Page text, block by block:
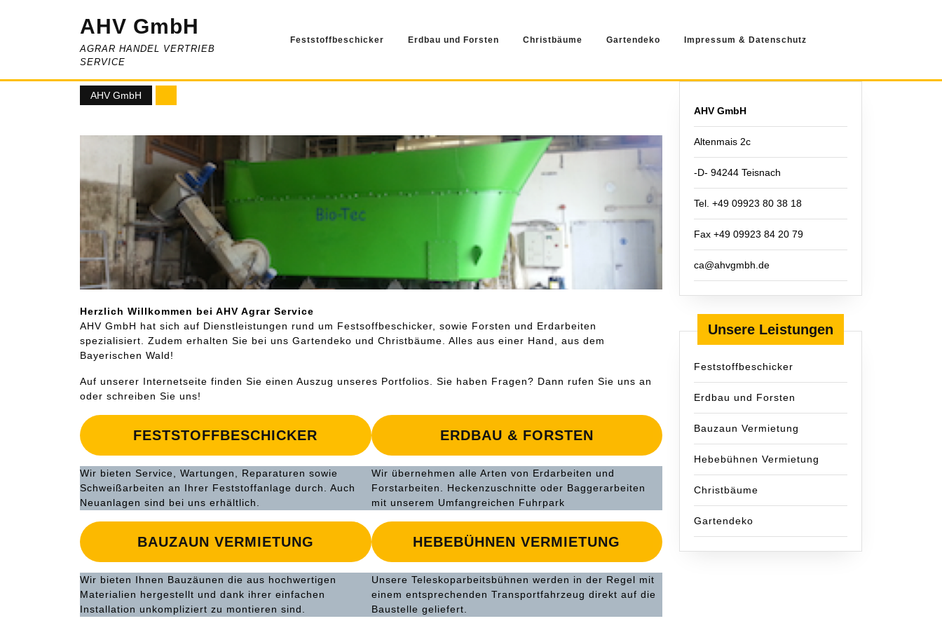
AHV GmbH
AGRAR HANDEL VERTRIEB
SERVICE
Feststoffbeschicker Erdbau und Forsten Christbäume Gartendeko Impressum & Datenschutz
AHV GmbH
Herzlich Willkommen bei AHV Agrar Service
AHV GmbH hat sich auf Dienstleistungen rund um Festsoffbeschicker, sowie Forsten und Erdarbeiten
spezialisiert. Zudem erhalten Sie bei uns Gartendeko und Christbäume. Alles aus einer Hand, aus dem
Bayerischen Wald!
Auf unserer Internetseite finden Sie einen Auszug unseres Portfolios. Sie haben Fragen? Dann rufen Sie uns an
oder schreiben Sie uns!
FESTSTOFFBESCHICKER
Wir bieten Service, Wartungen, Reparaturen sowie
Schweißarbeiten an Ihrer Feststoffanlage durch. Auch
Neuanlagen sind bei uns erhältlich.
ERDBAU & FORSTEN
Wir übernehmen alle Arten von Erdarbeiten und
Forstarbeiten. Heckenzuschnitte oder Baggerarbeiten
mit unserem Umfangreichen Fuhrpark
BAUZAUN VERMIETUNG
Wir bieten Ihnen Bauzäunen die aus hochwertigen
Materialien hergestellt und dank ihrer einfachen
Installation unkompliziert zu montieren sind.
HEBEBÜHNEN VERMIETUNG
Unsere Teleskoparbeitsbühnen werden in der Regel mit
einem entsprechenden Transportfahrzeug direkt auf die
Baustelle geliefert.
AHV GmbH
Altenmais 2c
-D- 94244 Teisnach
Tel. +49 09923 80 38 18
Fax +49 09923 84 20 79
ca@ahvgmbh.de
Unsere Leistungen
Feststoffbeschicker
Erdbau und Forsten
Bauzaun Vermietung
Hebebühnen Vermietung
Christbäume
Gartendeko